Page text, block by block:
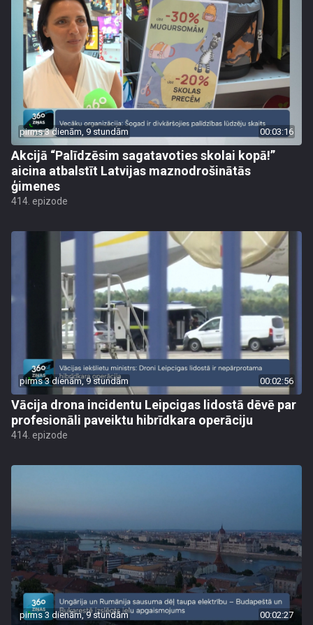
pirms 3 dienām, 9 stundām 00:03:16
Akcijā “Palīdzēsim sagatavoties skolai kopā!”
aicina atbalstīt Latvijas maznodrošinātās
ģimenes
414. epizode
pirms 3 dienām, 9 stundām 00:02:56
Vācija drona incidentu Leipcigas lidostā dēvē par
profesionāli paveiktu hibrīdkara operāciju
414. epizode
pirms 3 dienām, 9 stundām 00:02:27